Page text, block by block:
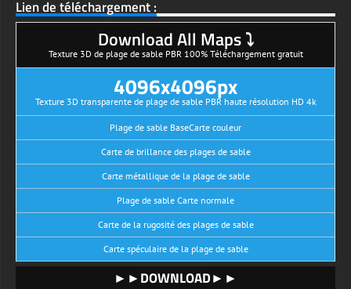
Lien de téléchargement :
Download All Maps ⤵
Texture 3D de plage de sable PBR 100% Téléchargement gratuit
4096x4096px
Texture 3D transparente de plage de sable PBR haute résolution HD 4k
Plage de sable BaseCarte couleur
Carte de brillance des plages de sable
Carte métallique de la plage de sable
Plage de sable Carte normale
Carte de la rugosité des plages de sable
Carte spéculaire de la plage de sable
►►DOWNLOAD►►